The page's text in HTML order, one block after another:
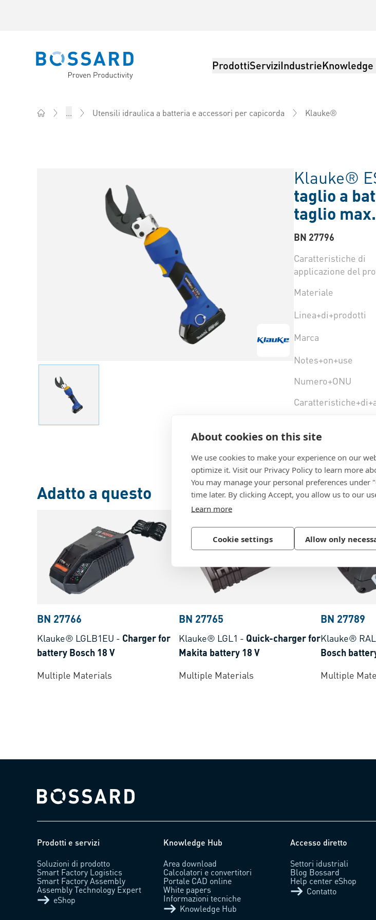
About cookies on this site
We use cookies to make your experience on our
optimize it. Visit our Privacy Policy to learn more
You may manage your personal preferences under
time later. By clicking Accept, you allow us to our
Learn more
Cookie settings Allow only
Bossard homepage ProdottiServiziIndustrieKnowledge
... Utensili idraulica a batteria e accessori per capicorda Klauke®
Klauke®
taglio a
taglio
BN 27796
Caratteristiche di
applicazione del
Materiale
Linea+di+prodotti
Marca
Notes+on+use
Numero+ONU
Adatto a questo
BN 27766
Klauke® LGLB1EU - Charger for
battery Bosch 18 V
Multiple Materials
BN 27765
Klauke® LGL1 - Quick-charger for
Makita battery 18 V
Multiple Materials
BN 27789
Klauke®
Bosch
Multiple
Bossard homepage
Prodotti e servizi
Soluzioni di prodotto
Smart Factory Logistics
Smart Factory Assembly
Assembly Technology Expert
eShop
Knowledge Hub
Area download
Calcolatori e convertitori
Portale CAD online
White papers
Informazioni tecniche
Knowledge Hub
Accesso diretto
Settori idustriali
Blog Bossard
Help center eShop
Contatto